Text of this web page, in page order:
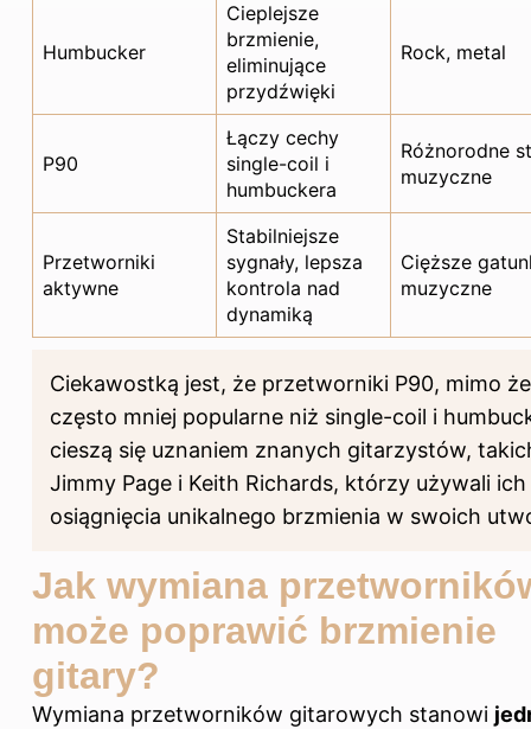
Humbucker
Cieplejsze
brzmienie,
eliminujące
przydźwięki
Rock, metal
P90
Łączy cechy
single-coil i
humbuckera
Różnorodne
muzyczne
Przetworniki
aktywne
Stabilniejsze
sygnały, lepsza
kontrola nad
dynamiką
Cięższe
muzyczne
Ciekawostką jest, że przetworniki P90, mimo
często mniej popularne niż single-coil i
cieszą się uznaniem znanych gitarzystów,
Jimmy Page i Keith Richards, którzy używali
osiągnięcia unikalnego brzmienia w swoich
Jak wymiana
może poprawić brzmienie
gitary?
Wymiana przetworników gitarowych stanowi